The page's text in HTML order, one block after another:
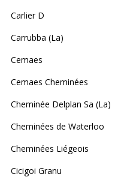
Carlier D
Carrubba (La)
Cemaes
Cemaes Cheminées
Cheminée Delplan Sa (La)
Cheminées de Waterloo
Cheminées Liégeois
Cicigoi Granu